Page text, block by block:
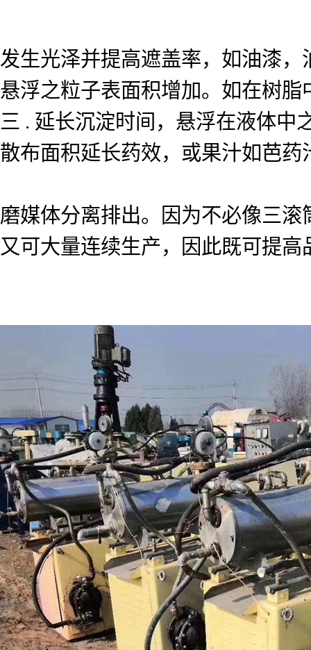
发生光泽并提高遮盖率，如油漆
悬浮之粒子表面积增加。如在树
三 . 延长沉淀时间，悬浮在液体中
散布面积延长药效，或果汁如芭药
磨媒体分离排出。因为不必像三
又可大量连续生产，因此既可提高